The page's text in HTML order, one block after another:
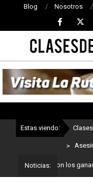
Blog Nosotros
CLASES
DE
Estas viendo:
>
Noticias:
Estos son los